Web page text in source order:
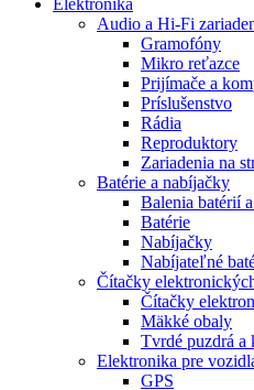
Audio a Hi-Fi
Gramofóny
Mikro reťazce
Prijímače a
Príslušenstvo
Rádia
Reproduktory
Zariadenia na
Batérie a nabíjačky
Balenia batérií
Batérie
Nabíjačky
Nabíjateľné
Čítačky
Čítačky
Mäkké obaly
Tvrdé puzdrá a
Elektronika pre
GPS